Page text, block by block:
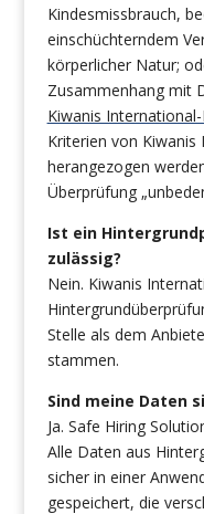
Kindesmissbrauch,
einschüchterndem
körperlicher Natur;
Zusammenhang mit
Kiwanis
Kriterien von Kiwanis
herangezogen
Überprüfung
Ist ein
zulässig?
Nein. Kiwanis
Stelle als dem
stammen.
Sind meine Daten
Ja. Safe Hiring
Alle Daten aus
sicher in einer
gespeichert, die